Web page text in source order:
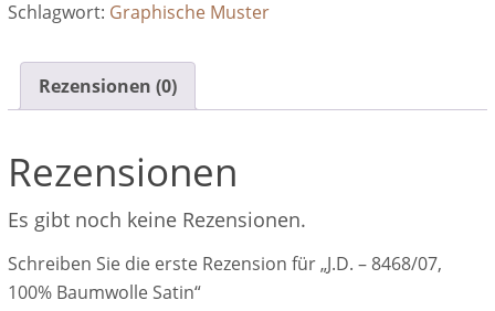
Satin
Schlagwort: Graphische Muster
Rezensionen (0)
Rezensionen
Es gibt noch keine Rezensionen.
Schreiben Sie die erste Rezension für „J.D. – 8468/07,
100% Baumwolle Satin“